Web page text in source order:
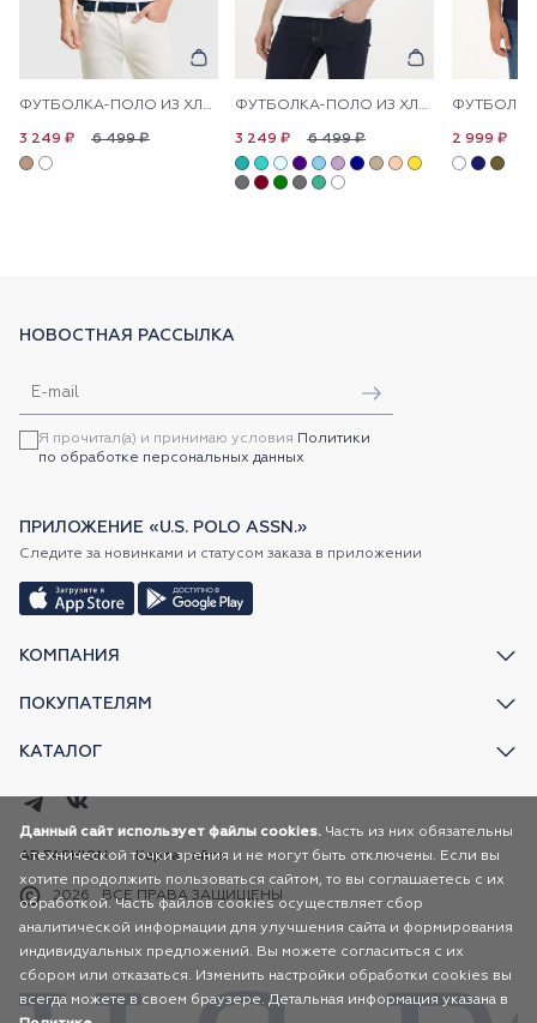
ФУТБОЛКА-ПОЛО ИЗ ХЛОПКА С КОНТРАСТНОЙ ОКАНТОВКОЙ
6 499 ₽
3 249 ₽
ФУТБОЛКА-ПОЛО ИЗ ХЛОПКА
6 499 ₽
3 249 ₽ 2 999 ₽
КОМПАНИЯ
ПОКУПАТЕЛЯМ
КАТАЛОГ
НОВОСТНАЯ РАССЫЛКА
Я прочитал(а) и принимаю условия Политики
по обработке персональных данных
ПРИЛОЖЕНИЕ «U.S. POLO ASSN.»
Следите за новинками и статусом заказа в приложении
2026 ВСЕ ПРАВА ЗАЩИЩЕНЫ
AR FASHION Карта сайта
Данный сайт использует файлы cookies. Часть из них обязательны
с технической точки зрения и не могут быть отключены. Если вы
хотите продолжить пользоваться сайтом, то вы соглашаетесь с их
обработкой. Часть файлов cookies осуществляет сбор
аналитической информации для улучшения сайта и формирования
индивидуальных предложений. Вы можете согласиться с их
сбором или отказаться. Изменить настройки обработки cookies вы
всегда можете в своем браузере. Детальная информация указана в